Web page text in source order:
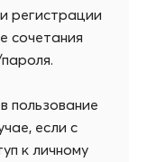
регистрации
сочетания
пользование
если с
к личному